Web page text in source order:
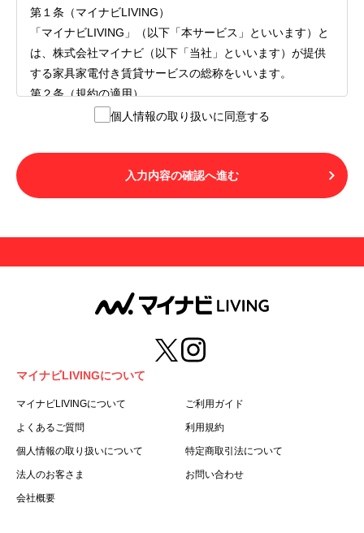
第１条（マイナビLIVING）
「マイナビLIVING」（以下「本サービス」といいます）と
は、株式会社マイナビ（以下「当社」といいます）が提供
する家具家電付き賃貸サービスの総称をいいます。
第２条（規約の適用）
１.本サービスを利用する者（以下「利用者」といいます）
LIVINGご契約にあたり取得する個人情報の取り扱いについ
て」の内容をすべて承諾したものとみなされます。不承諾
の意思表示は、本サービスを利用しないことをもってのみ
用することはできません。
第３条（用語の定義）
１.「本サ―ビス」とは、第１章第１条で規定する当社が運
営するマイナビLIVINGを意味します。
２.「利用者」とは、第１章第２条に規定する本サービスを
利用する個人を意味します。
３.「本サイト」とは、当社が運営する本サービスに関する
ます。
５.「会員」とは、第２章第１条に基づき会員登録が完了し
た個人を意味します。
個人情報の取り扱いに同意する
入力内容の確認へ進む
マイナビLIVINGについて
マイナビLIVINGについて ご利用ガイド
よくあるご質問 利用規約
個人情報の取り扱いについて 特定商取引法について
法人のお客さま お問い合わせ
会社概要